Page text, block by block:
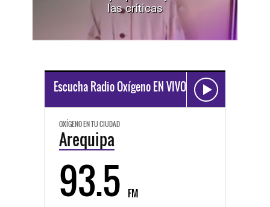
las críticas
Escucha Radio Oxígeno EN VIVO
OXÍGENO EN TU CIUDAD
Arequipa
93.5 FM